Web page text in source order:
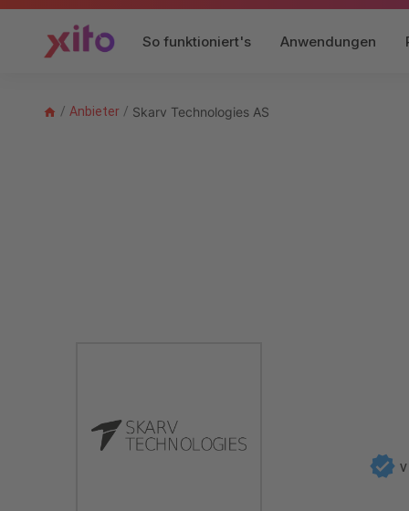
So funktioniert's Anwendungen
/ Anbieter / Skarv Technologies AS